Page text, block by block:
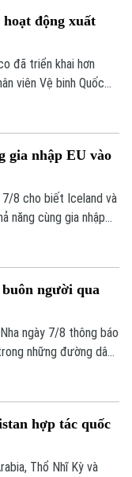
động xuất
đã triển khai hơn
viên Vệ binh Quốc
nhóm tội phạm ảnh
gia nhập EU vào
8 cho biết Iceland và
năng cùng gia nhập
nhập EU vào cuối
người qua
ngày 7/8 thông báo
những đường dây
hợp tác quốc
Thổ Nhĩ Kỳ và